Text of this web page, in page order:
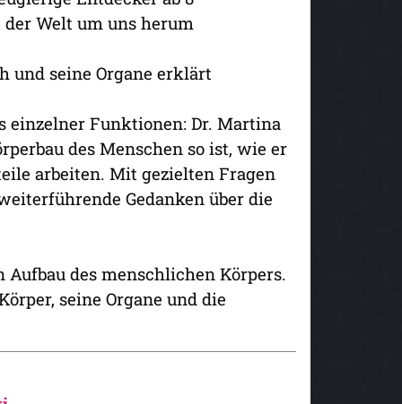
Welt um uns herum
und seine Organe erklärt
einzelner Funktionen: Dr. Martina
des Menschen so ist, wie er
arbeiten. Mit gezielten Fragen
Gedanken über die
des menschlichen Körpers.
seine Organe und die